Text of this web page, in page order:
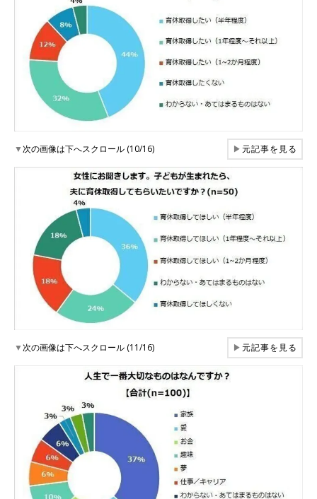
▼次の画像は下へスクロール (10/16) ▶元記事を見る
▼次の画像は下へスクロール (11/16) ▶元記事を見る